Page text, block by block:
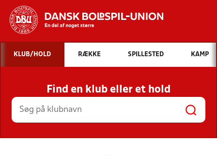
Hvad vil du søge efter?
INDHOLD OG NYHEDER
STILLINGER, RESULTATER, KLUBBER OG
HOLD
KLUB/HOLD RÆKKE SPILLESTED KAMP
Find en klub eller et hold